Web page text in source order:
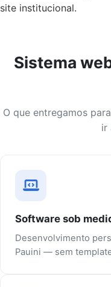
site institucional.
Sistema
O que entregamos
ir
Software sob
Desenvolvimento
Pauini — sem